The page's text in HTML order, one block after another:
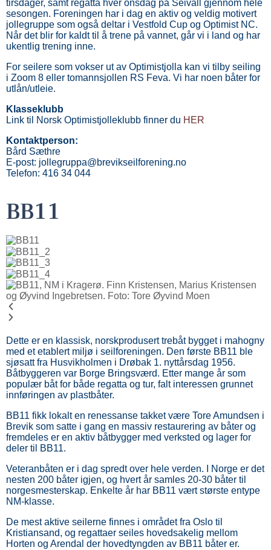
tirsdager, samt regatta hver onsdag på Seivall gjennom hele
sesongen. Foreningen har i dag en aktiv og veldig motivert
jollegruppe som også deltar i Vestfold Cup og Optimist NC.
Når det blir for kaldt til å trene på vannet, går vi i land og har
ukentlig trening inne.
For seilere som vokser ut av Optimistjolla kan vi tilby seiling
i Zoom 8 eller tomannsjollen RS Feva. Vi har noen båter for
utlån/utleie.
Klasseklubb
Link til Norsk Optimistjolleklubb finner du HER
Kontaktperson:
Bård Sæthre
E-post: jollegruppa@brevikseilforening.no
Telefon: 416 34 044
BB11
Dette er en klassisk, norskprodusert trebåt bygget i mahogny
med et etablert miljø i seilforeningen. Den første BB11 ble
sjøsatt fra Husvikholmen i Drøbak 1. nyttårsdag 1956.
Båtbyggeren var Borge Bringsværd. Etter mange år som
populær båt for både regatta og tur, falt interessen grunnet
innføringen av plastbåter.
BB11 fikk lokalt en renessanse takket være Tore Amundsen i
Brevik som satte i gang en massiv restaurering av båter og
fremdeles er en aktiv båtbygger med verksted og lager for
deler til BB11.
Veteranbåten er i dag spredt over hele verden. I Norge er det
nesten 200 båter igjen, og hvert år samles 20-30 båter til
norgesmesterskap. Enkelte år har BB11 vært største entype
NM-klasse.
De mest aktive seilerne finnes i området fra Oslo til
Kristiansand, og regattaer seiles hovedsakelig mellom
Horten og Arendal der hovedtyngden av BB11 båter er.